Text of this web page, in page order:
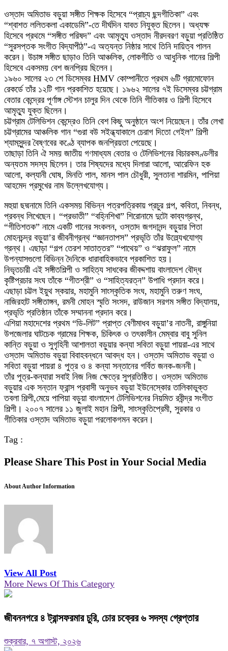
ওস্তাদ অমিতাভ বড়ুয়া সঙ্গীত শিক্ষক হিসেবে “প্রাচ্য ছন্দগীতিকা” এবং
“শ্বাশত ললিতকলা একাডেমি”-তে দীর্ঘদিন যাবত নিযুক্ত ছিলেন। অধ্যক্ষ
হিসেবে প্রথমে “সঙ্গীত পরিষদ” এবং আমৃত্যু ওস্তাদ নীরদবরণ বড়ুয়া প্রতিষ্ঠিত
“সুরসপ্তক সংগীত বিদ্যাপীঠ”-এ অত্যন্ত নিষ্ঠার সাথে তিনি দায়িত্ব পালন
করেন। উচাঙ্গ সঙ্গীত ছাড়াও তিনি আঞ্চলিক, লোকগীতি ও আধুনিক গানের শিল্পী
হিসেবে একসময় বেশ জনপ্রিয় ছিলেন।
১৯৬০ সালের ২৩ শে ডিসেম্বর HMV কোম্পানীতে প্রথম ৬টি গ্রামোফোন
রেকর্ডে তাঁর ১২টি গান প্রকাশিত হয়েছে। ১৯৬২ সালের ৭ই ডিসেম্বর চট্টগ্রাম
বেতার কেন্দ্রের পূর্ণাঙ্গ স্টেশন চালুর দিন থেকে তিনি গীতিকার ও শিল্পী হিসেবে
আমৃত্যু যুক্ত ছিলেন।
চট্টগ্রাম টেলিভিশন কেন্দ্রেও তিনি বেশ কিছু অনুষ্ঠানে অংশ নিয়েছেন। তাঁর লেখা
চট্টগ্রামের আঞ্চলিক গান “গুরা বউ সইন্ধ্যাকালে চেরাগ দিতো গেইল” শিল্পী
শ্যামসুন্দর বৈষ্ণবের কণ্ঠে ব্যাপক জনপ্রিয়তা পেয়েছে।
তাছাড়া তিনি ঐ সময় জাতীয় গণমাধ্যম বেতার ও টেলিভিশনের বিচারকমণ্ডলীর
অন্যতম সদস্য ছিলেন। তার শিষ্যদের মধ্যে দিলারা আলো, আরেফিন হক
আলো, কল্যানী ঘোষ, মিনতি পাল, মানস পাল চৌধুরী, সুলতানা শারমিন, পাপিয়া
আহমেদ প্রমুখের নাম উল্লেখযোগ্য।
মহুয়া ছদ্মনামে তিনি একসময় বিভিন্ন পত্রপত্রিকায় প্রচুর গল্প, কবিতা, নিবন্ধ,
প্রবন্ধ লিখেছেন। “প্রভাতী” “বহ্নিশিখা” শিরোনামে দুটো কাব্যগ্রন্থ,
“গীতিশতক” নামে একটি গানের সংকলন, ওস্তাদ জগদানন্দ বড়ুয়ার পিতা
মোহনচন্দ্র বড়ুয়া’র জীবনীগ্রন্থ “জ্ঞানতাপস” প্রভৃতি তাঁর উল্ল্যেখযোগ্য
গ্রন্থ। এছাড়া “গল্প তেরশ সাতাত্তর” “পাথেয়” ও “ঝরাফুল” নামে
উপন্যাসগুলো বিভিন্ন দৈনিকে ধারাবাহিকভাবে প্রকাশিত হয়।
নিভৃতচারী এই সঙ্গীতশিল্পী ও সাহিত্য সাধকের জীবদ্দশায় বাংলাদেশ বৌদ্ধ
কৃষ্টিপ্রচার সংঘ তাঁকে “গীতশ্রী” ও “সাহিত্যরত্ন” উপাধি প্রদান করে।
এছাড়া চট্টল ইয়ুথ স্কয়ার, মহামুনি সাংস্কৃতিক সংঘ, মহামুনি তরুণ সংঘ,
নাজিরহাট সঙ্গীতাঙ্গন, রমনী মোহন স্মৃতি সংসদ, রাউজান সরগম সঙ্গীত বিদ্যালয়,
প্রভৃতি প্রতিষ্ঠান তাঁকে সম্মাননা প্রদান করে।
এশিয়া মহাদেশের প্রথম “ডি-লিট” প্রাপ্ত বেণীমাধব বড়ুয়া’র নাতনী, রাঙ্গুনিয়া
উপজেলার ঘাটচেক গ্রামের শিক্ষক, চিকিৎক ও তৎকালীন মেম্বার বাবু সুনিল
কান্তি বড়ুয়া ও সুগৃহিনী আশালতা বড়ুয়ার কন্যা সবিতা বড়ুয়া পায়রা-এর সাথে
ওস্তাদ অমিতাভ বড়ুয়া বিবাহবন্ধনে আবদ্ধ হন। ওস্তাদ অমিতাভ বড়ুয়া ও
সবিতা বড়ুয়া পায়রা ৪ পুত্র ও ৪ কন্যা সন্তানের গর্বিত জনক-জননী।
তাঁর পুত্র-কন্যারা সবাই নিজ নিজ ক্ষেত্রে সুপ্রতিষ্ঠিত। ওস্তাদ অমিতাভ
বড়ুয়ার এক সন্তান ফ্রান্স প্রবাসী অনুভব বড়ুয়া ইউনেস্কোর তালিকাভুক্ত
তবলা শিল্পী,মেয়ে পাপিয়া বড়ুয়া বাংলাদেশ টেলিভিশনের নিয়মিত রবীন্দ্র সংগীত
শিল্পী। ২০০৭ সালের ১১ জুলাই মহান শিল্পী, সাংস্কৃতিপ্রেমী, সুরকার ও
গীতিকার ওস্তাদ অমিতাভ বড়ুয়া পরলোকগমন করেন।
Tag :
Please Share This Post in Your Social Media
About Author Information
View All Post
More News Of This Category
জীবননগরে ৪ ট্রান্সফরমার চুরি, চোর চক্রের ৬ সদস্য গ্রেপ্তার
শুক্রবার, ৭ অগাস্ট, ২০২৬